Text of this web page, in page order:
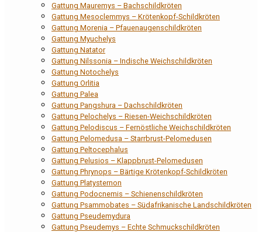
Gattung Mauremys – Bachschildkröten
Gattung Mesoclemmys – Krötenkopf-Schildkröten
Gattung Morenia – Pfauenaugenschildkröten
Gattung Myuchelys
Gattung Natator
Gattung Nilssonia – Indische Weichschildkröten
Gattung Notochelys
Gattung Orlitia
Gattung Palea
Gattung Pangshura – Dachschildkröten
Gattung Pelochelys – Riesen-Weichschildkröten
Gattung Pelodiscus – Fernöstliche Weichschildkröten
Gattung Pelomedusa – Starrbrust-Pelomedusen
Gattung Peltocephalus
Gattung Pelusios – Klappbrust-Pelomedusen
Gattung Phrynops – Bärtige Krötenkopf-Schildkröten
Gattung Platysternon
Gattung Podocnemis – Schienenschildkröten
Gattung Psammobates – Südafrikanische Landschildkröten
Gattung Pseudemydura
Gattung Pseudemys – Echte Schmuckschildkröten